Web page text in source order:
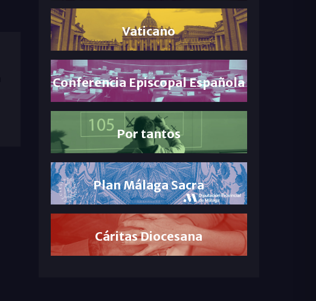
Vaticano
Conferencia Episcopal Española
Por tantos
Plan Málaga Sacra
Cáritas Diocesana